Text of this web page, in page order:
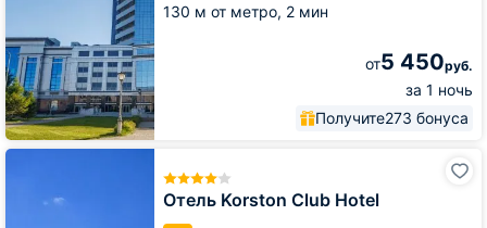
130 м от метро, 2 мин
от5 450руб.
за 1 ночь
Получите273 бонуса
Отель Korston Club Hotel
Отель